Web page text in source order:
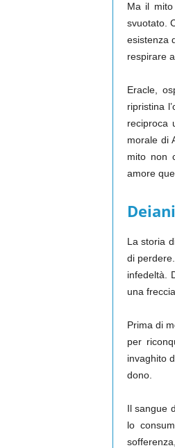
Ma il
svuotato.
esistenza
respirare
Eracle,
ripristina
reciproca
morale di
mito non
amore
La storia
di
infedeltà.
una
Prima di
per
invaghito
dono.
Il sangue
lo